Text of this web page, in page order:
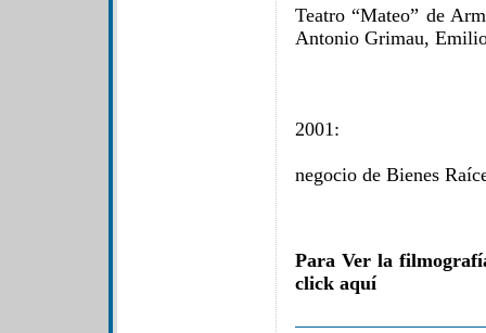
Teatro “Mateo” de
Antonio Grimau,
2001:
negocio de Bienes
Para Ver la
click aquí